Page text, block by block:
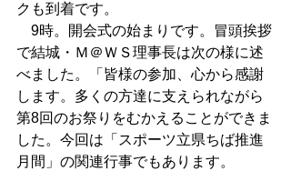
クも到着です。
9時。開会式の始まりです。冒頭挨拶
で結城・Ｍ＠ＷＳ理事長は次の様に述
べました。「皆様の参加、心から感謝
します。多くの方達に支えられながら
第8回のお祭りをむかえることができま
した。今回は「スポーツ立県ちば推進
月間」の関連行事でもあります。